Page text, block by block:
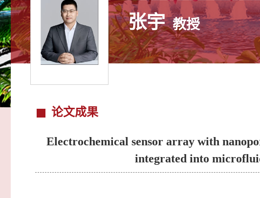
张宇 教授
论文成果
Electrochemical sensor array with
integrated into